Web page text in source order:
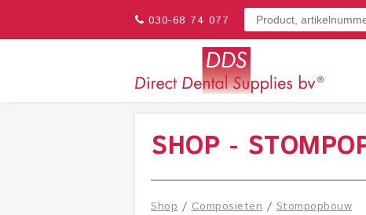
030-68 74 077
SHOP -
Shop /Composieten /Stompopbouw